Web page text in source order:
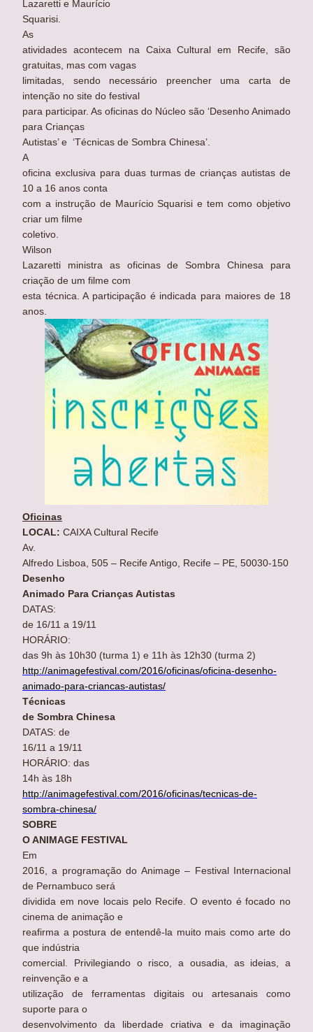
Lazaretti e Maurício
Squarisi.
As
atividades acontecem na Caixa Cultural em Recife, são
gratuitas, mas com vagas
limitadas, sendo necessário preencher uma carta de
intenção no site do festival
para participar. As oficinas do Núcleo são ‘Desenho Animado
para Crianças
Autistas’ e ‘Técnicas de Sombra Chinesa’.
A
oficina exclusiva para duas turmas de crianças autistas de
10 a 16 anos conta
com a instrução de Maurício Squarisi e tem como objetivo
criar um filme
coletivo.
Wilson
Lazaretti ministra as oficinas de Sombra Chinesa para
criação de um filme com
esta técnica. A participação é indicada para maiores de 18
anos.
Oficinas
LOCAL: CAIXA Cultural Recife
Av.
Alfredo Lisboa, 505 – Recife Antigo, Recife – PE, 50030-150
Desenho
Animado Para Crianças Autistas
DATAS:
de 16/11 a 19/11
HORÁRIO:
das 9h às 10h30 (turma 1) e 11h às 12h30 (turma 2)
http://animagefestival.com/2016/oficinas/oficina-desenho-
animado-para-criancas-autistas/
Técnicas
de Sombra Chinesa
DATAS: de
16/11 a 19/11
HORÁRIO: das
14h às 18h
http://animagefestival.com/2016/oficinas/tecnicas-de-
sombra-chinesa/
SOBRE
O ANIMAGE FESTIVAL
Em
2016, a programação do Animage – Festival Internacional
de Pernambuco será
dividida em nove locais pelo Recife. O evento é focado no
cinema de animação e
reafirma a postura de entendê-la muito mais como arte do
que indústria
comercial. Privilegiando o risco, a ousadia, as ideias, a
reinvenção e a
utilização de ferramentas digitais ou artesanais como
suporte para o
desenvolvimento da liberdade criativa e da imaginação